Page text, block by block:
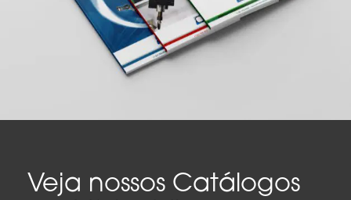
Veja nossos Catálogos